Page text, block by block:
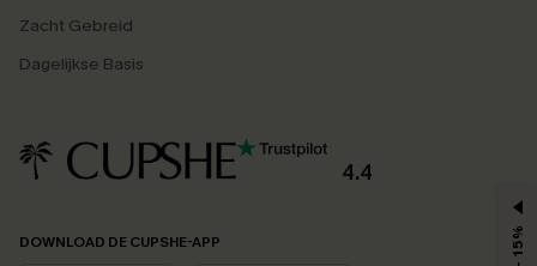
Zacht Gebreid
Dagelijkse Basis
4.4
DOWNLOAD DE CUPSHE-APP